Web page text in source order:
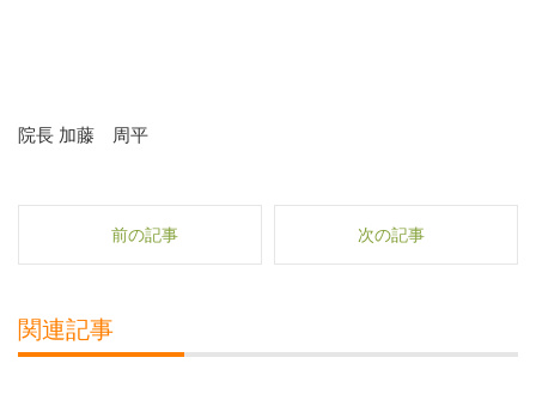
院長 加藤 周平
前の記事 次の記事
関連記事